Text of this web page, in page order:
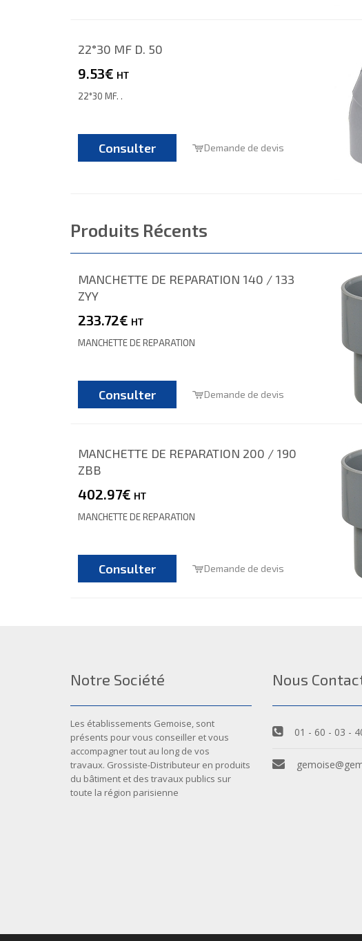
22°30 MF D. 50
9.53€ HT
22°30 MF. .
Consulter Demande de devis
Produits Récents
MANCHETTE DE REPARATION 140 / 133
ZYY
233.72€ HT
MANCHETTE DE REPARATION
Consulter Demande de devis
MANCHETTE DE REPARATION 200 / 190
ZBB
402.97€ HT
MANCHETTE DE REPARATION
Consulter Demande de devis
Notre Société
Les établissements Gemoise, sont
présents pour vous conseiller et vous
accompagner tout au long de vos
travaux. Grossiste-Distributeur en produits
du bâtiment et des travaux publics sur
toute la région parisienne
Nous
01 - 60 - 03 -